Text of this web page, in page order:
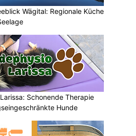
Wägital: Regionale Küche
Schonende Therapie
Hunde